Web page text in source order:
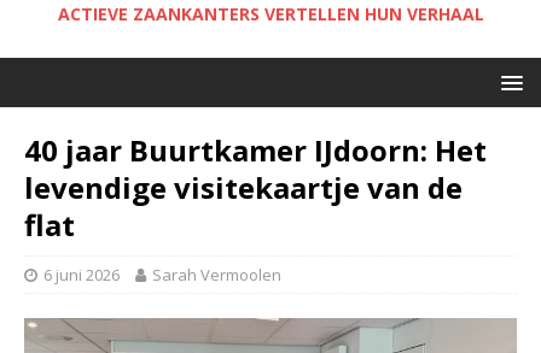
ACTIEVE ZAANKANTERS VERTELLEN HUN VERHAAL
40 jaar Buurtkamer IJdoorn: Het
levendige visitekaartje van de
flat
6 juni 2026 Sarah Vermoolen